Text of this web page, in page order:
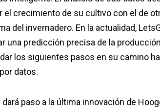
crecimiento de su cultivo con el de
del invernadero. En la actualidad,
una predicción precisa de la
los siguientes pasos en su camino
datos.
paso a la última innovación de